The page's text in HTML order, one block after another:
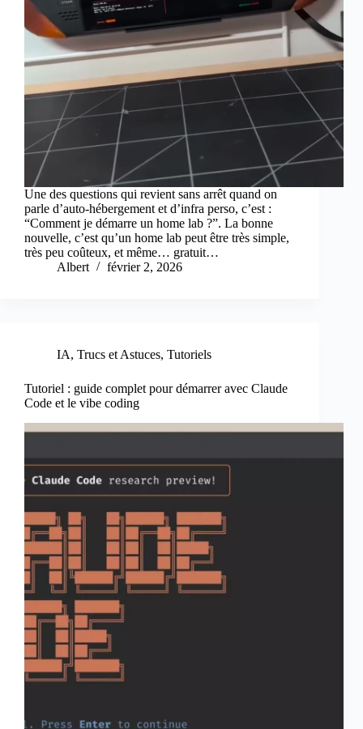
Une des questions qui revient sans arrêt quand on
parle d’auto-hébergement et d’infra perso, c’est :
“Comment je démarre un home lab ?”. La bonne
nouvelle, c’est qu’un home lab peut être très simple,
très peu coûteux, et même… gratuit…
Albert
février 2, 2026
IA, Trucs et Astuces, Tutoriels
Tutoriel : guide complet pour démarrer avec Claude
Code et le vibe coding